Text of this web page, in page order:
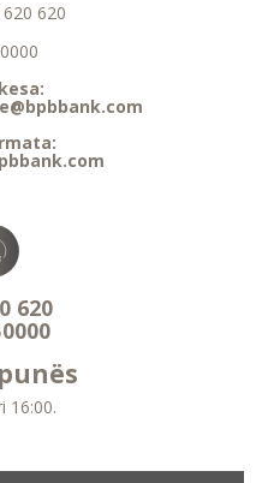
620
620
16:00.